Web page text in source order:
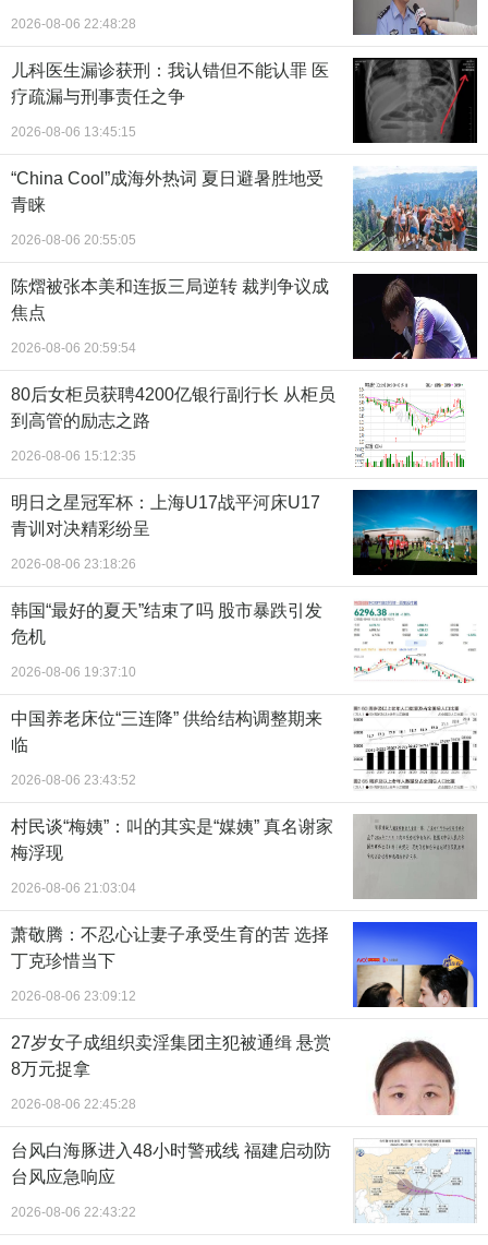
2026-08-06 22:48:28
儿科医生漏诊获刑：我认错但不能认罪 医
疗疏漏与刑事责任之争
2026-08-06 13:45:15
“China Cool”成海外热词 夏日避暑胜地受
青睐
2026-08-06 20:55:05
陈熠被张本美和连扳三局逆转 裁判争议成
焦点
2026-08-06 20:59:54
80后女柜员获聘4200亿银行副行长 从柜员
到高管的励志之路
2026-08-06 15:12:35
明日之星冠军杯：上海U17战平河床U17
青训对决精彩纷呈
2026-08-06 23:18:26
韩国“最好的夏天”结束了吗 股市暴跌引发
危机
2026-08-06 19:37:10
中国养老床位“三连降” 供给结构调整期来
临
2026-08-06 23:43:52
村民谈“梅姨”：叫的其实是“媒姨” 真名谢家
梅浮现
2026-08-06 21:03:04
萧敬腾：不忍心让妻子承受生育的苦 选择
丁克珍惜当下
2026-08-06 23:09:12
27岁女子成组织卖淫集团主犯被通缉 悬赏
8万元捉拿
2026-08-06 22:45:28
台风白海豚进入48小时警戒线 福建启动防
台风应急响应
2026-08-06 22:43:22